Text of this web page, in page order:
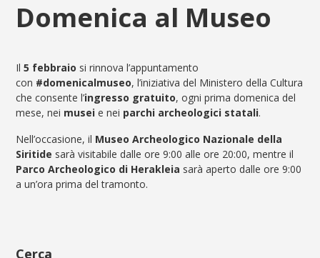
Domenica al Museo
Il5 febbraio si rinnova l’appuntamento
con #domenicalmuseo, l’iniziativa del Ministero della Cultura
che consente l’ingresso gratuito, ogni prima domenica del
mese, nei musei e nei parchi archeologici statali.
Nell’occasione, il Museo Archeologico Nazionale della
Siritide sarà visitabile dalle ore 9:00 alle ore 20:00, mentre il
Parco Archeologico di Herakleia sarà aperto dalle ore 9:00
a un’ora prima del tramonto.
Cerca